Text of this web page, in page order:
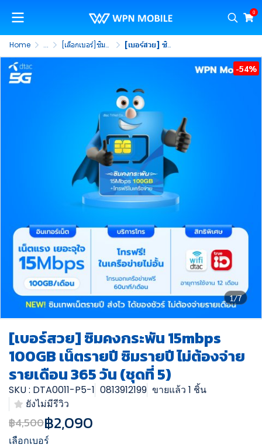
0
Home ... [เลือกเบอร์]ซิมคงกระพัน 15Mbps 100GB [เบอร์สวย] ซิมคงกระพัน 15mbps 100GB เน็ตรายปี ซิมรายปี ไม่ต้องจ่ายรายเดือน 365 วัน (ชุดที่ 5)
1/7
-54%
[เบอร์สวย] ซิมคงกระพัน 15mbps
100GB เน็ตรายปี ซิมรายปี ไม่ต้องจ่าย
รายเดือน 365 วัน (ชุดที่ 5)
SKU : DTA0011-P5-1 0813912199 ขายแล้ว 1 ชิ้น
ยังไม่มีรีวิว
฿4,500฿2,090
เลือกเบอร์